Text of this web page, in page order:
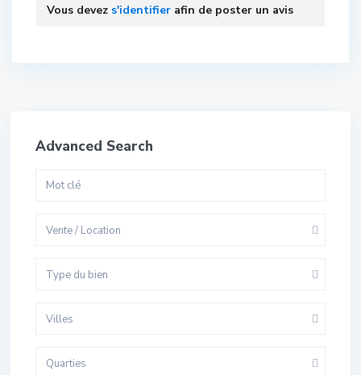
Vous devez s'identifier afin de poster un avis
Advanced Search
Vente / Location
Type du bien
Villes
Quarties